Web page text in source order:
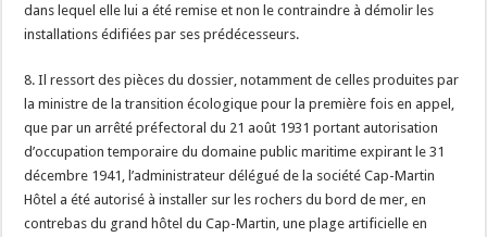
dans lequel elle lui a été remise et non le contraindre à démolir les
installations édifiées par ses prédécesseurs.
8. Il ressort des pièces du dossier, notamment de celles produites par
la ministre de la transition écologique pour la première fois en appel,
que par un arrêté préfectoral du 21 août 1931 portant autorisation
d’occupation temporaire du domaine public maritime expirant le 31
décembre 1941, l’administrateur délégué de la société Cap-Martin
Hôtel a été autorisé à installer sur les rochers du bord de mer, en
contrebas du grand hôtel du Cap-Martin, une plage artificielle en